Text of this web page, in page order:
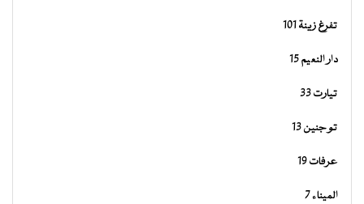
تفرغ زينة 101
دار النعيم 15
تيارت 33
توجنين 13
عرفات 19
الميناء 7